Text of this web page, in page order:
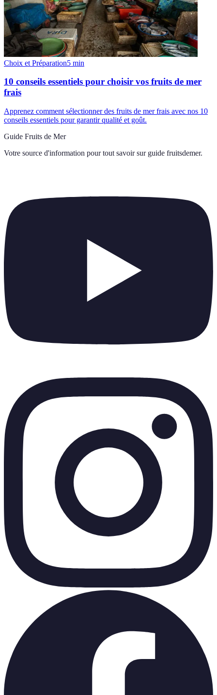
Choix et Préparation5 min
10 conseils essentiels pour choisir vos fruits de mer
frais
Apprenez comment sélectionner des fruits de mer frais avec nos 10
conseils essentiels pour garantir qualité et goût.
Guide Fruits de Mer
Votre source d'information pour tout savoir sur guide fruitsdemer.